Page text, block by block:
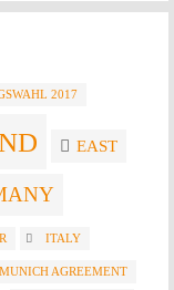
2017
EAST
ITALY
MUNICH AGREEMENT